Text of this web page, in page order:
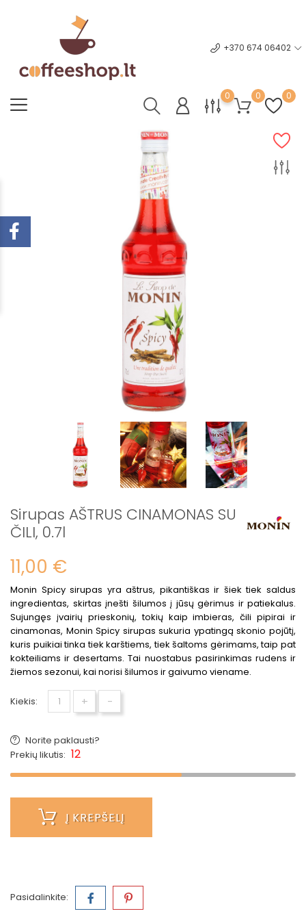
+370 674 06402
0 0 0
Sirupas AŠTRUS CINAMONAS SU
ČILI, 0.7l
11,00 €
Monin Spicy sirupas yra aštrus, pikantiškas ir šiek tiek saldus
ingredientas, skirtas įnešti šilumos į jūsų gėrimus ir patiekalus.
Sujungęs įvairių prieskonių, tokių kaip imbieras, čili pipirai ir
cinamonas, Monin Spicy sirupas sukuria ypatingą skonio pojūtį,
kuris puikiai tinka tiek karštiems, tiek šaltoms gėrimams, taip pat
kokteiliams ir desertams. Tai nuostabus pasirinkimas rudens ir
žiemos sezonui, kai norisi šilumos ir gaivumo viename.
Kiekis: + -
Norite paklausti?
Prekių likutis: 12
Į KREPŠELĮ
Pasidalinkite: